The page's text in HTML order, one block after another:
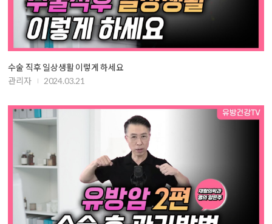
수술 직후 일상생활 이렇게 하세요
관리자
2024.03.21